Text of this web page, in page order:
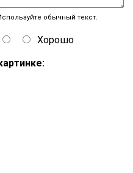
обычный текст.
Хорошо